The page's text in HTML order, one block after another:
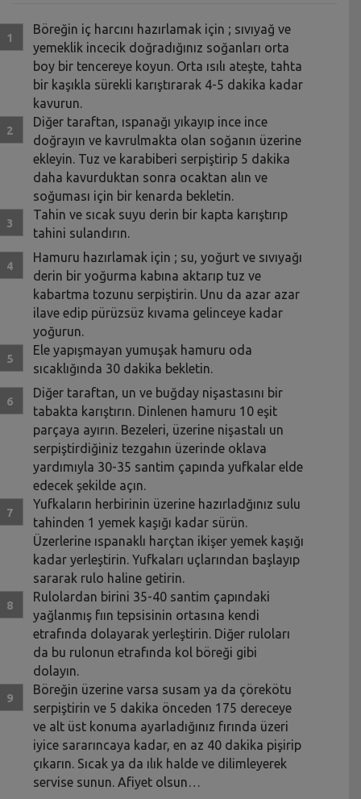
Böreğin iç harcını hazırlamak için ; sıvıyağ ve
yemeklik incecik doğradığınız soğanları orta
boy bir tencereye koyun. Orta ısılı ateşte, tahta
bir kaşıkla sürekli karıştırarak 4-5 dakika kadar
kavurun.
Diğer taraftan, ıspanağı yıkayıp ince ince
doğrayın ve kavrulmakta olan soğanın üzerine
ekleyin. Tuz ve karabiberi serpiştirip 5 dakika
daha kavurduktan sonra ocaktan alın ve
soğuması için bir kenarda bekletin.
Tahin ve sıcak suyu derin bir kapta karıştırıp
tahini sulandırın.
Hamuru hazırlamak için ; su, yoğurt ve sıvıyağı
derin bir yoğurma kabına aktarıp tuz ve
kabartma tozunu serpiştirin. Unu da azar azar
ilave edip pürüzsüz kıvama gelinceye kadar
yoğurun.
Ele yapışmayan yumuşak hamuru oda
sıcaklığında 30 dakika bekletin.
Diğer taraftan, un ve buğday nişastasını bir
tabakta karıştırın. Dinlenen hamuru 10 eşit
parçaya ayırın. Bezeleri, üzerine nişastalı un
serpiştirdiğiniz tezgahın üzerinde oklava
yardımıyla 30-35 santim çapında yufkalar elde
edecek şekilde açın.
Yufkaların herbirinin üzerine hazırladğınız sulu
tahinden 1 yemek kaşığı kadar sürün.
Üzerlerine ıspanaklı harçtan ikişer yemek kaşığı
kadar yerleştirin. Yufkaları uçlarından başlayıp
sararak rulo haline getirin.
Rulolardan birini 35-40 santim çapındaki
yağlanmış fıın tepsisinin ortasına kendi
etrafında dolayarak yerleştirin. Diğer ruloları
da bu rulonun etrafında kol böreği gibi
dolayın.
Böreğin üzerine varsa susam ya da çörekötu
serpiştirin ve 5 dakika önceden 175 dereceye
ve alt üst konuma ayarladığınız fırında üzeri
iyice sararıncaya kadar, en az 40 dakika pişirip
çıkarın. Sıcak ya da ılık halde ve dilimleyerek
servise sunun. Afiyet olsun…